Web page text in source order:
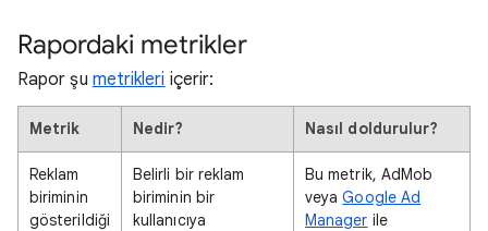
Rapordaki metrikler
Rapor şu metrikleri içerir:
Metrik Nedir? Nasıl doldurulur?
Reklam
biriminin
gösterildiği
Belirli bir reklam
biriminin bir
kullanıcıya
Bu metrik, AdMob
veyaGoogle Ad
Manager ile